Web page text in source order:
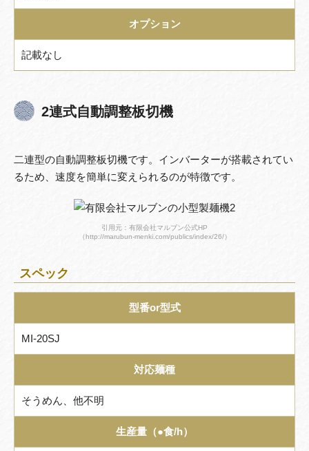
オプション
記載なし
2連式自動調整板切機
二連型の自動調整板切機です。インバーターが搭載されてい
るため、速度を簡単に変えられるのが特徴です。
引用元：有限会社マルブン公式HP
（http://marubun-menki.com/publics/index/26/）
スペック
型番or型式
MI-20SJ
対応麺種
そうめん、他不明
生産量（●食/h）